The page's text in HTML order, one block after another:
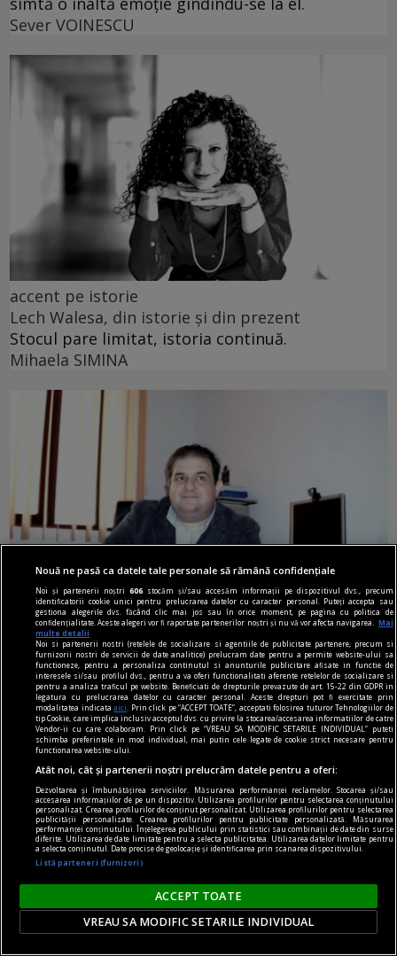
Sever VOINESCU
accent pe istorie
Lech Walesa, din istorie și din prezent
Stocul pare limitat, istoria continuă.
Mihaela SIMINA
prezentul discontinuu
Misterul voiniciei
„Strîmbă-Lemne” nu are, după cum se vede, o
tipologie fixă, el variind imagistic în funcţie de
marotele fiecărei generaţii.
Codrin Liviu CUŢITARU
Nouă ne pasă ca datele tale personale să rămână confidențiale
Noi și partenerii noștri606 stocăm și/sau accesăm informații pe dispozitivul dvs., precum
identificatorii cookie unici pentru prelucrarea datelor cu caracter personal. Puteți accepta sau
gestiona alegerile dvs. făcând clic mai jos sau în orice moment, pe pagina cu politica de
confidențialitate. Aceste alegeri vor fi raportate partenerilor noștri și nu vă vor afecta navigarea.
Mai
multe detalii
Noi si partenerii nostri (retelele de socializare si agentiile de publicitate partenere, precum si
furnizorii nostri de servicii de date analitice) prelucram date pentru a permite website-ului sa
functioneze, pentru a personaliza continutul si anunturile publicitare afisate in functie de
interesele si/sau profilul dvs., pentru a va oferi functionalitati aferente retelelor de socializare si
pentru a analiza traficul pe website. Beneficiati de drepturile prevazute de art. 15-22 din GDPR in
legatura cu prelucrarea datelor cu caracter personal. Aceste drepturi pot fi exercitate prin
modalitatea indicataaici
. Prin click pe “ACCEPT TOATE”, acceptati folosirea tuturor Tehnologiilor de
tip Cookie, care implica inclusiv acceptul dvs. cu privire la stocarea/accesarea informatiilor de catre
Vendor-ii cu care colaboram. Prin click pe “VREAU SA MODIFIC SETARILE INDIVIDUAL” puteti
schimba preferintele in mod individual, mai putin cele legate de cookie strict necesare pentru
functionarea website-ului.
Atât noi, cât și partenerii noștri prelucrăm datele pentru a oferi:
Dezvoltarea și îmbunătățirea serviciilor. Măsurarea performanței reclamelor. Stocarea și/sau
accesarea informațiilor de pe un dispozitiv. Utilizarea profilurilor pentru selectarea conținutului
personalizat. Crearea profilurilor de conținut personalizat. Utilizarea profilurilor pentru selectarea
publicității personalizate. Crearea profilurilor pentru publicitate personalizată. Măsurarea
performanței conținutului. Înțelegerea publicului prin statistici sau combinații de date din surse
diferite. Utilizarea de date limitate pentru a selecta publicitatea. Utilizarea datelor limitate pentru
a selecta conținutul. Date precise de geolocație și identificarea prin scanarea dispozitivului.
Listă parteneri (furnizori)
ACCEPT TOATE
VREAU SA MODIFIC SETARILE INDIVIDUAL